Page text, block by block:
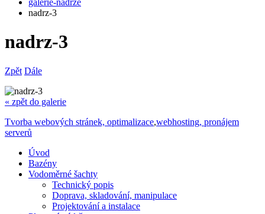
galerie-nadrze
nadrz-3
nadrz-3
Zpět Dále
« zpět do galerie
Tvorba webových stránek, optimalizace,webhosting, pronájem
serverů
Úvod
Bazény
Vodoměrné šachty
Technický popis
Doprava, skladování, manipulace
Projektování a instalace